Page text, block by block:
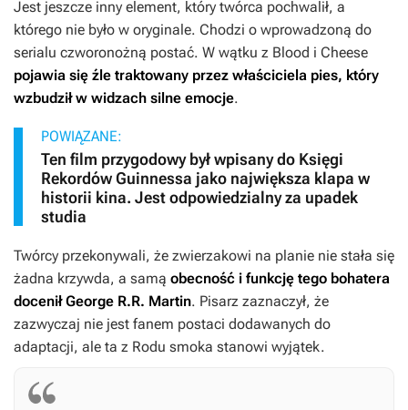
Jest jeszcze inny element, który twórca pochwalił, a
którego nie było w oryginale. Chodzi o wprowadzoną do
serialu czworonożną postać. W wątku z Blood i Cheese
pojawia się źle traktowany przez właściciela pies, który
wzbudził w widzach silne emocje.
POWIĄZANE:
Ten film przygodowy był wpisany do Księgi
Rekordów Guinnessa jako największa klapa w
historii kina. Jest odpowiedzialny za upadek
studia
Twórcy przekonywali, że zwierzakowi na planie nie stała się
żadna krzywda, a samą obecność i funkcję tego bohatera
docenił George R.R. Martin. Pisarz zaznaczył, że
zazwyczaj nie jest fanem postaci dodawanych do
adaptacji, ale ta z Rodu smoka stanowi wyjątek.